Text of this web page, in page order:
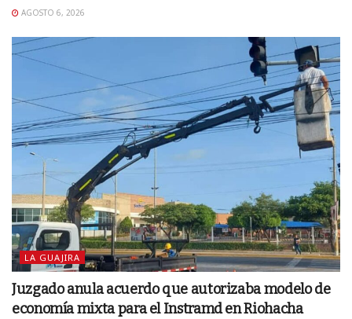
AGOSTO 6, 2026
LA GUAJIRA
Juzgado anula acuerdo que autorizaba modelo de
economía mixta para el Instramd en Riohacha